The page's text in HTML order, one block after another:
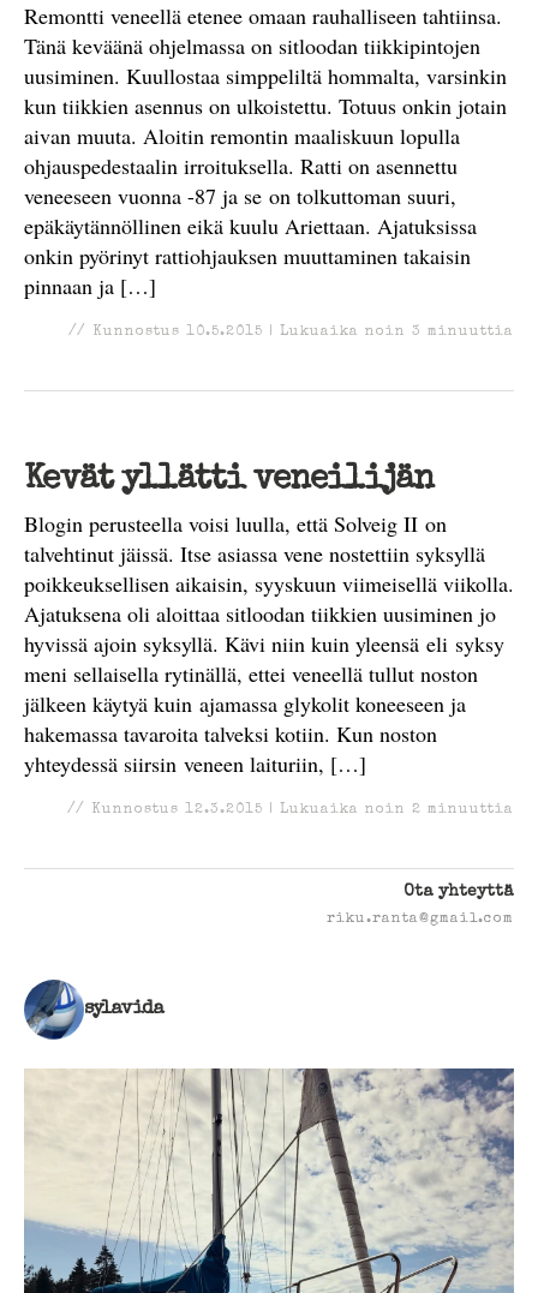
Remontti veneellä etenee omaan rauhalliseen tahtiinsa.
Tänä keväänä ohjelmassa on sitloodan tiikkipintojen
uusiminen. Kuullostaa simppeliltä hommalta, varsinkin
kun tiikkien asennus on ulkoistettu. Totuus onkin jotain
aivan muuta. Aloitin remontin maaliskuun lopulla
ohjauspedestaalin irroituksella. Ratti on asennettu
veneeseen vuonna -87 ja se on tolkuttoman suuri,
epäkäytännöllinen eikä kuulu Ariettaan. Ajatuksissa
onkin pyörinyt rattiohjauksen muuttaminen takaisin
pinnaan ja […]
// Kunnostus 10.5.2015 | Lukuaika noin 3 minuuttia
Kevät yllätti veneilijän
Blogin perusteella voisi luulla, että Solveig II on
talvehtinut jäissä. Itse asiassa vene nostettiin syksyllä
poikkeuksellisen aikaisin, syyskuun viimeisellä viikolla.
Ajatuksena oli aloittaa sitloodan tiikkien uusiminen jo
hyvissä ajoin syksyllä. Kävi niin kuin yleensä eli syksy
meni sellaisella rytinällä, ettei veneellä tullut noston
jälkeen käytyä kuin ajamassa glykolit koneeseen ja
hakemassa tavaroita talveksi kotiin. Kun noston
yhteydessä siirsin veneen laituriin, […]
// Kunnostus 12.3.2015 | Lukuaika noin 2 minuuttia
Ota yhteyttä
riku.ranta@gmail.com
sylavida